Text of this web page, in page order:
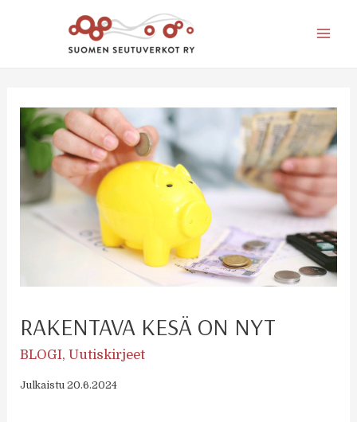
RAKENTAVA KESÄ ON NYT
BLOGI,Uutiskirjeet
Julkaistu 20.6.2024